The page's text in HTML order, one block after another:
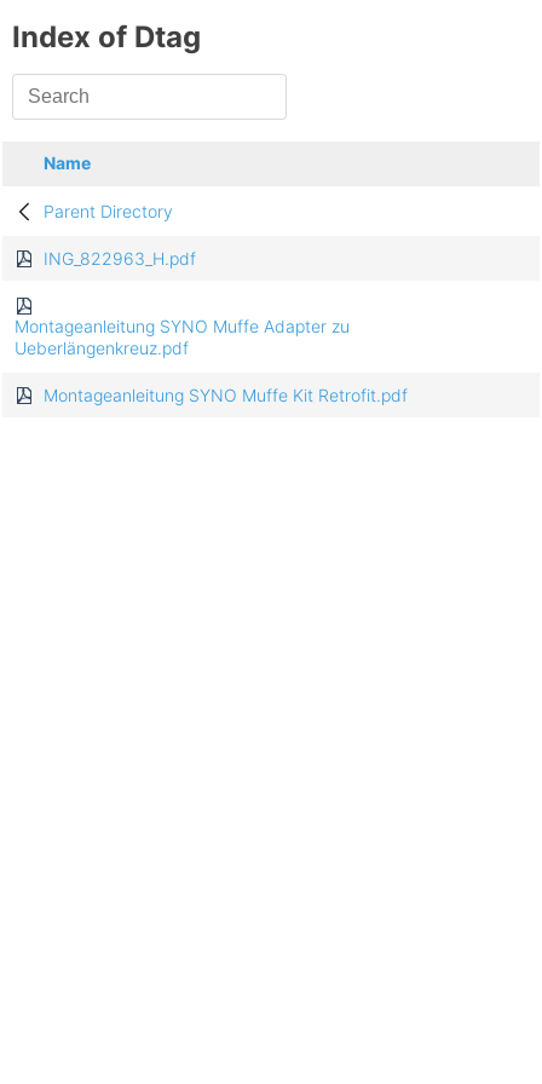
Index of Dtag
Name
Parent Directory
ING_822963_H.pdf
Montageanleitung SYNO Muffe Adapter zu
Ueberlängenkreuz.pdf
Montageanleitung SYNO Muffe Kit Retrofit.pdf